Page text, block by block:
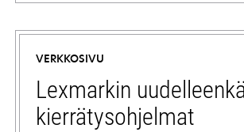
opens
in
new
tab
VERKKOSIVU
Lexmarkin
kierrätysohjelmat